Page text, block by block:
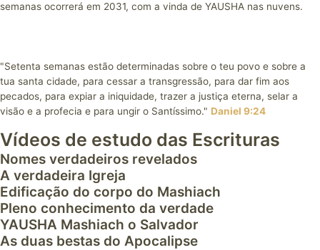
semanas ocorrerá em 2031, com a vinda de YAUSHA nas nuvens.
"Setenta semanas estão determinadas sobre o teu povo e sobre a
tua santa cidade, para cessar a transgressão, para dar fim aos
pecados, para expiar a iniquidade, trazer a justiça eterna, selar a
visão e a profecia e para ungir o Santíssimo." Daniel 9:24
Vídeos de estudo das Escrituras
Nomes verdadeiros revelados
A verdadeira Igreja
Edificação do corpo do Mashiach
Pleno conhecimento da verdade
YAUSHA Mashiach o Salvador
As duas bestas do Apocalipse